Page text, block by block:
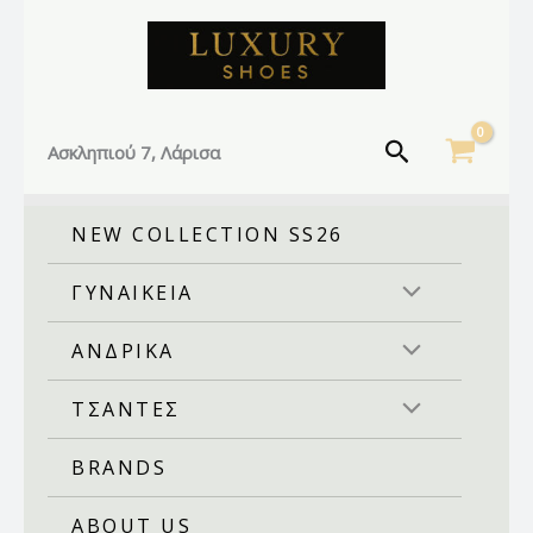
Ασκληπιού 7, Λάρισα Αναζήτηση
NEW COLLECTION SS26
ΓΥΝΑΙΚΕΙΑ
ΑΝΔΡΙΚΑ
ΤΣΑΝΤΕΣ
BRANDS
ABOUT US